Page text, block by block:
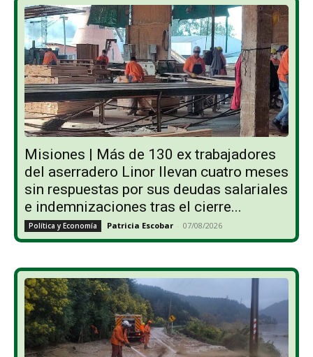
Misiones | Más de 130 ex trabajadores
del aserradero Linor llevan cuatro meses
sin respuestas por sus deudas salariales
e indemnizaciones tras el cierre...
Política y Economía Patricia Escobar - 07/08/2026